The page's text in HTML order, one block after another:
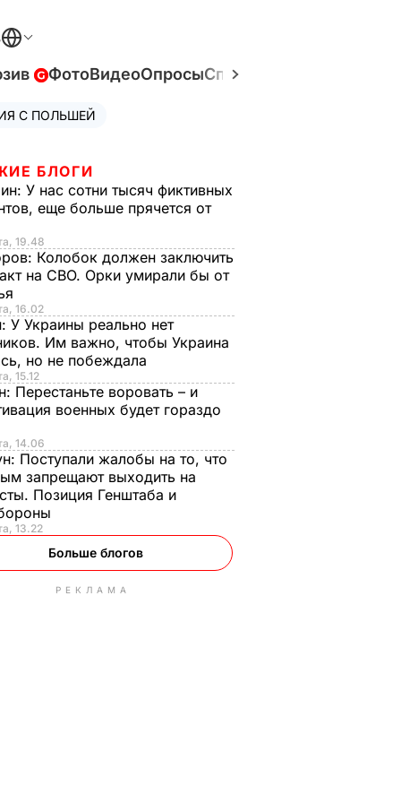
ФотоВидеоОпросыСпецпроекты
С ПОЛЬШЕЙ
БЛОГИ
У нас сотни тысяч фиктивных
еще больше прячется от
19.48
Колобок должен заключить
на СВО. Орки умирали бы от
16.02
У Украины реально нет
Им важно, чтобы Украина
но не побеждала
15.12
Перестаньте воровать – и
военных будет гораздо
14.06
Поступали жалобы на то, что
запрещают выходить на
Позиция Генштаба и
13.22
Больше блогов
РЕКЛАМА